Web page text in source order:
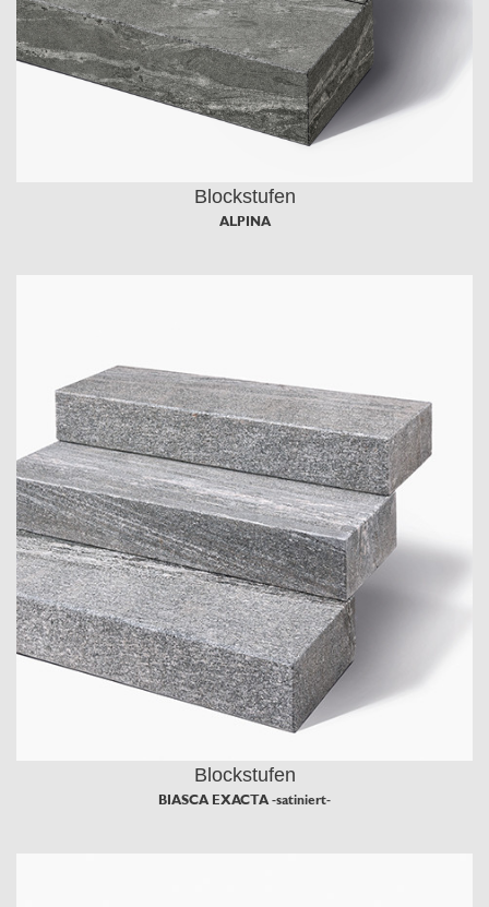
Blockstufen
ALPINA
Blockstufen
BIASCA EXACTA -satiniert-